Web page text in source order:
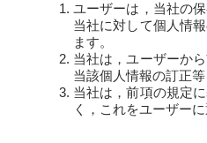
ユーザーは，当社の
当社に対して個人情
ます。
当社は，ユーザーか
当該個人情報の訂正
当社は，前項の規定
く，これをユーザーに